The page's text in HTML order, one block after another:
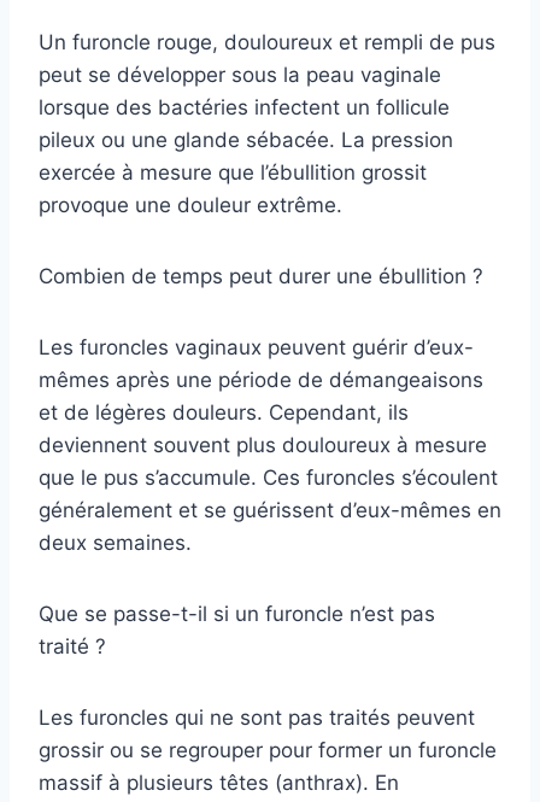
Un furoncle rouge, douloureux et rempli de pus
peut se développer sous la peau vaginale
lorsque des bactéries infectent un follicule
pileux ou une glande sébacée. La pression
exercée à mesure que l’ébullition grossit
provoque une douleur extrême.
Combien de temps peut durer une ébullition ?
Les furoncles vaginaux peuvent guérir d’eux-
mêmes après une période de démangeaisons
et de légères douleurs. Cependant, ils
deviennent souvent plus douloureux à mesure
que le pus s’accumule. Ces furoncles s’écoulent
généralement et se guérissent d’eux-mêmes en
deux semaines.
Que se passe-t-il si un furoncle n’est pas
traité ?
Les furoncles qui ne sont pas traités peuvent
grossir ou se regrouper pour former un furoncle
massif à plusieurs têtes (anthrax). En